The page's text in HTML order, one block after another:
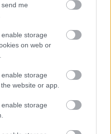
me
storage
on web or
storage
website or app.
storage
közepén egy hőforrásban
távol, az Orange
a bushmanok
kivájt 80
találhatók azok a
ilyen távolra utazni.
vulkanizmus
ma is magán viseli az
spirituális élmény a
az egész napos
A tavacskák vize nem